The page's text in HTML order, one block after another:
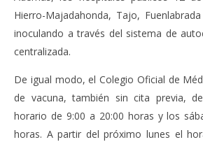
Hierro-Majadahonda, Tajo,
inoculando a través del sistema de
centralizada.
De igual modo, el Colegio Oficial de
de vacuna, también sin cita previa,
horario de 9:00 a 20:00 horas y los
horas. A partir del próximo lunes el